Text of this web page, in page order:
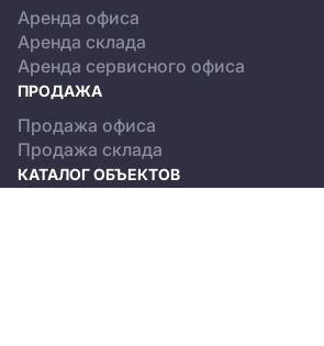
Аренда офиса
Аренда склада
Аренда сервисного офиса
ПРОДАЖА
Продажа офиса
Продажа склада
КАТАЛОГ ОБЪЕКТОВ